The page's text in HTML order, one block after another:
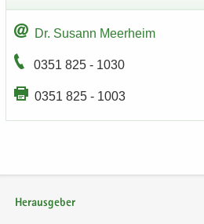
Dr. Su­sann Meer­heim
0351 825 - 1030
0351 825 - 1003
Herausgeber